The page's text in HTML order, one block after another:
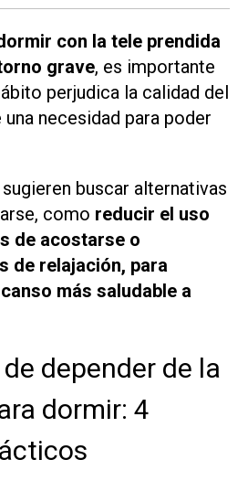
con la tele prendida
grave, es importante
perjudica la calidad del
necesidad para poder
buscar alternativas
como reducir el uso
de acostarse o
de relajación, para
más saludable a
depender de la
dormir: 4